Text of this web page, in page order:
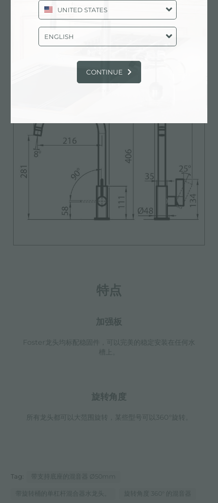
3D模型 zip
特点
加强板
Foster龙头均标配稳固件，可以完美的稳定安装在任何水
槽上。
旋转角度
所有龙头都可以大范围旋转，某些型号可以360°旋转。
Tag: 带支持底座的混音器 Ø50mm
带旋转桶的单杠杆混合器水龙头。 旋转角度 360° 的混音器
UNITED STATES
ENGLISH
CONTINUE